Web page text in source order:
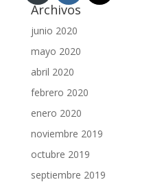
Archivos
junio 2020
mayo 2020
abril 2020
febrero 2020
enero 2020
noviembre 2019
octubre 2019
septiembre 2019